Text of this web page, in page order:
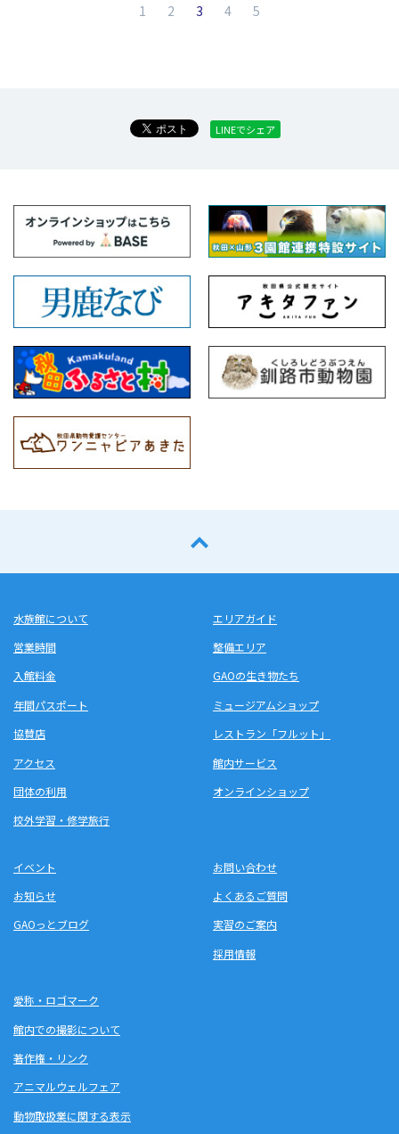
1 2 3 （現在のページ）
4 5
LINEでシェア
水族館について
営業時間
入館料金
年間パスポート
協賛店
アクセス
団体の利用
校外学習・修学旅行
エリアガイド
整備エリア
GAOの生き物たち
ミュージアムショップ
レストラン「フルット」
館内サービス
オンラインショップ
イベント
お知らせ
GAOっとブログ
お問い合わせ
よくあるご質問
実習のご案内
採用情報
愛称・ロゴマーク
館内での撮影について
著作権・リンク
アニマルウェルフェア
動物取扱業に関する表示